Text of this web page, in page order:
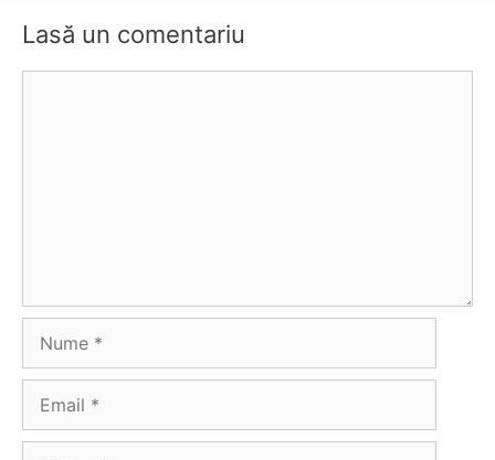
Lasă un comentariu